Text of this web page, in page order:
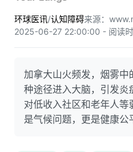
环球医讯/认知障碍来源：
2025-06-27 22:00:00 - 阅读
加拿大山火频发，烟雾
种途径进入大脑，引发
对低收入社区和老年人
是气候问题，更是健康公